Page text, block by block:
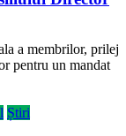
a membrilor, prilej
pentru un mandat
Știri